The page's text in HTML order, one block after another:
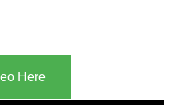
Here